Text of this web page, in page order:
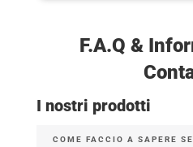
F.A.Q &
I nostri prodotti
COME FACCIO A SAPERE